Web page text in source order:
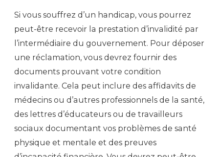
Si vous souffrez d’un handicap, vous pourrez
peut-être recevoir la prestation d’invalidité par
l’intermédiaire du gouvernement. Pour déposer
une réclamation, vous devrez fournir des
documents prouvant votre condition
invalidante. Cela peut inclure des affidavits de
médecins ou d’autres professionnels de la santé,
des lettres d’éducateurs ou de travailleurs
sociaux documentant vos problèmes de santé
physique et mentale et des preuves